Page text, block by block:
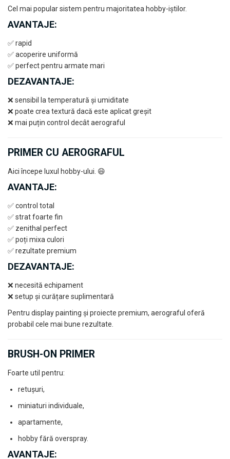
Cel mai popular sistem pentru majoritatea hobby-iștilor.
AVANTAJE:
✅ rapid
✅ acoperire uniformă
✅ perfect pentru armate mari
DEZAVANTAJE:
❌ sensibil la temperatură și umiditate
❌ poate crea textură dacă este aplicat greșit
❌ mai puțin control decât aerograful
PRIMER CU AEROGRAFUL
Aici începe luxul hobby-ului. 😄
AVANTAJE:
✅ control total
✅ strat foarte fin
✅ zenithal perfect
✅ poți mixa culori
✅ rezultate premium
DEZAVANTAJE:
❌ necesită echipament
❌ setup și curățare suplimentară
Pentru display painting și proiecte premium, aerograful oferă
probabil cele mai bune rezultate.
BRUSH-ON PRIMER
Foarte util pentru:
retușuri,
miniaturi individuale,
apartamente,
hobby fără overspray.
AVANTAJE: